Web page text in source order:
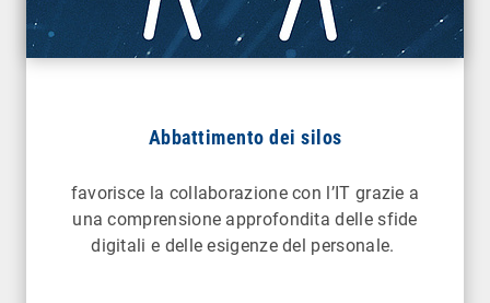
Abbattimento dei silos
favorisce la collaborazione con l’IT grazie a
una comprensione approfondita delle sfide
digitali e delle esigenze del personale.